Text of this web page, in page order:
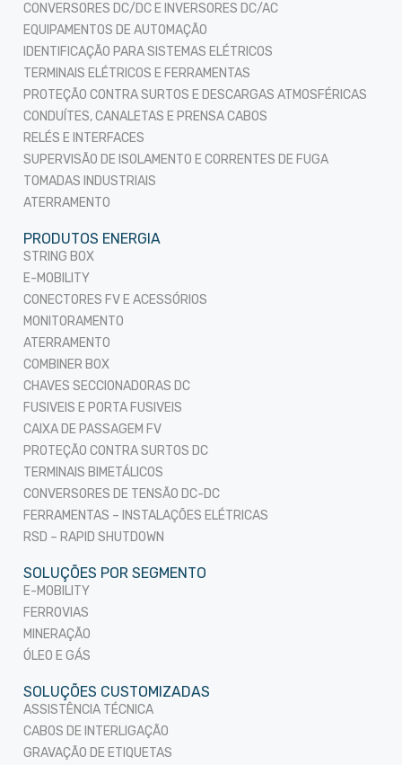
CONVERSORES DC/DC E INVERSORES DC/AC
EQUIPAMENTOS DE AUTOMAÇÃO
IDENTIFICAÇÃO PARA SISTEMAS ELÉTRICOS
TERMINAIS ELÉTRICOS E FERRAMENTAS
PROTEÇÃO CONTRA SURTOS E DESCARGAS ATMOSFÉRICAS
CONDUÍTES, CANALETAS E PRENSA CABOS
RELÉS E INTERFACES
SUPERVISÃO DE ISOLAMENTO E CORRENTES DE FUGA
TOMADAS INDUSTRIAIS
ATERRAMENTO
PRODUTOS ENERGIA
STRING BOX
E-MOBILITY
CONECTORES FV E ACESSÓRIOS
MONITORAMENTO
ATERRAMENTO
COMBINER BOX
CHAVES SECCIONADORAS DC
FUSIVEIS E PORTA FUSIVEIS
CAIXA DE PASSAGEM FV
PROTEÇÃO CONTRA SURTOS DC
TERMINAIS BIMETÁLICOS
CONVERSORES DE TENSÃO DC-DC
FERRAMENTAS – INSTALAÇÕES ELÉTRICAS
RSD – RAPID SHUTDOWN
SOLUÇÕES POR SEGMENTO
E-MOBILITY
FERROVIAS
MINERAÇÃO
ÓLEO E GÁS
SOLUÇÕES CUSTOMIZADAS
ASSISTÊNCIA TÉCNICA
CABOS DE INTERLIGAÇÃO
GRAVAÇÃO DE ETIQUETAS